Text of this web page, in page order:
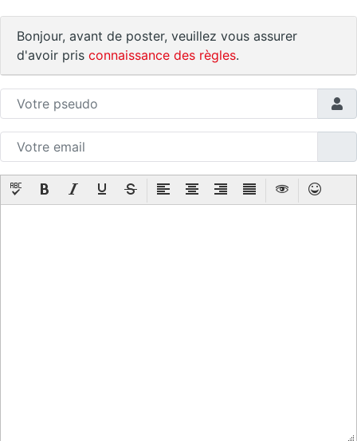
Bonjour, avant de poster, veuillez vous assurer
d'avoir pris connaissance des règles.